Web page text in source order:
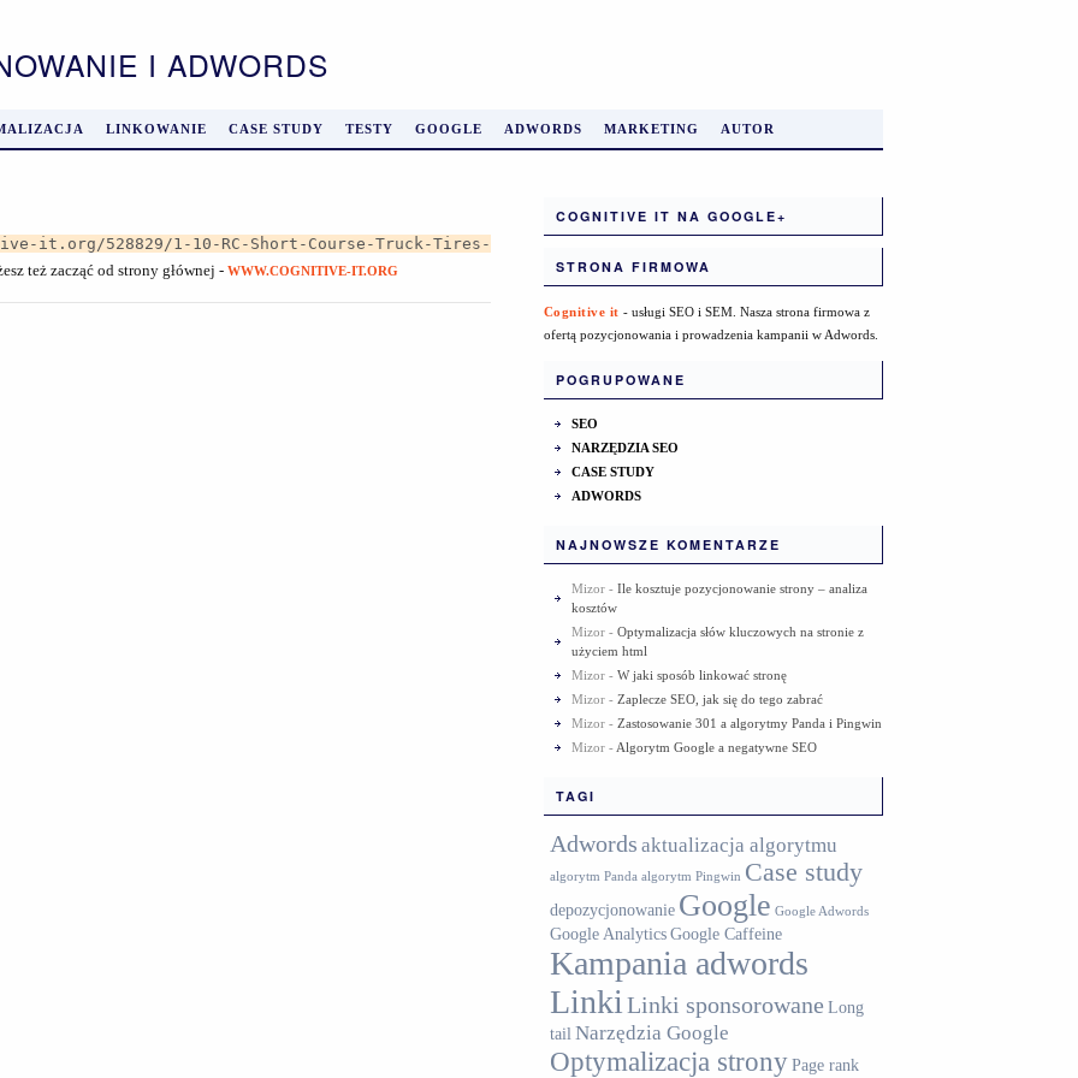
I ADWORDS
LINKOWANIE CASE STUDY TESTY GOOGLE ADWORDS MARKETING AUTOR
it.org/528829/1-10-RC-Short-Course-Truck-Tires-
też zacząć od strony głównej - WWW.COGNITIVE-IT.ORG
COGNITIVE IT NA GOOGLE+
STRONA FIRMOWA
Cognitive it - usługi SEO i SEM. Nasza strona firmowa z
ofertą pozycjonowania i prowadzenia kampanii w Adwords.
POGRUPOWANE
SEO
NARZĘDZIA SEO
CASE STUDY
ADWORDS
NAJNOWSZE KOMENTARZE
Mizor- Ile kosztuje pozycjonowanie strony – analiza
kosztów
Mizor- Optymalizacja słów kluczowych na stronie z
użyciem html
Mizor- W jaki sposób linkować stronę
Mizor- Zaplecze SEO, jak się do tego zabrać
Mizor- Zastosowanie 301 a algorytmy Panda i Pingwin
Mizor- Algorytm Google a negatywne SEO
TAGI
Adwords aktualizacja algorytmu
algorytm Panda algorytm Pingwin Case study
depozycjonowanie Google Google Adwords
Google AnalyticsGoogle Caffeine
Kampania adwords
Linki Linki sponsorowane Long
tail Narzędzia Google
Optymalizacja stronyPage rank